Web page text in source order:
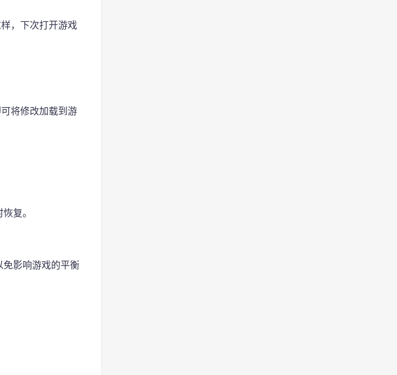
，下次打开游戏
将修改加载到游
复。
免影响游戏的平衡